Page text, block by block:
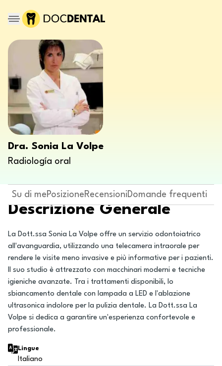
Dra. Sonia La Volpe
Radiología oral
Su di mePosizioneRecensioniDomande frequenti
Descrizione Generale
La Dott.ssa Sonia La Volpe offre un servizio odontoiatrico
all'avanguardia, utilizzando una telecamera intraorale per
rendere le visite meno invasive e più informative per i pazienti.
Il suo studio è attrezzato con macchinari moderni e tecniche
igieniche avanzate. Tra i trattamenti disponibili, lo
sbiancamento dentale con lampada a LED e l'ablazione
ultrasonica indolore per la pulizia dentale. La Dott.ssa La
Volpe si dedica a garantire un'esperienza confortevole e
professionale.
Lingue
Italiano